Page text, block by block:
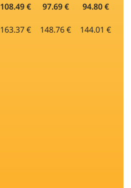
108.49 € 97.69 € 94.80 €
163.37 € 148.76 € 144.01 €